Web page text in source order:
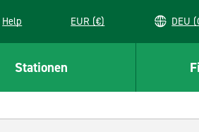
Help EUR (€)
Stationen